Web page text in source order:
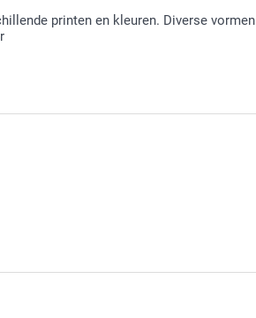
printen en kleuren. Diverse vormen
Veel plezier er van!